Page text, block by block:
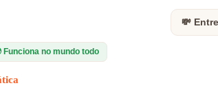
💸
Funciona no mundo todo